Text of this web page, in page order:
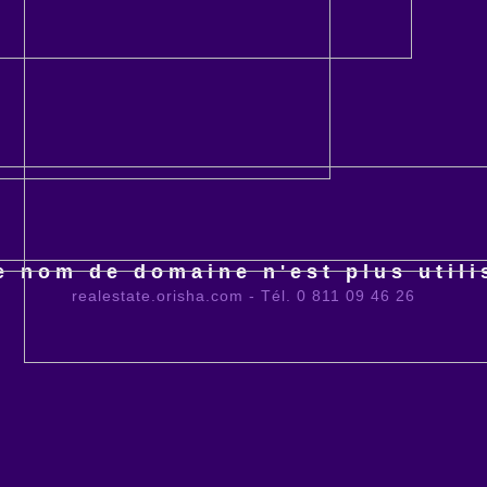
nom de domaine n'est plus
realestate.orisha.com - Tél. 0 811 09 46 26